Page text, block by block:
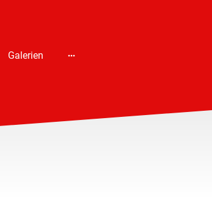
Galerien